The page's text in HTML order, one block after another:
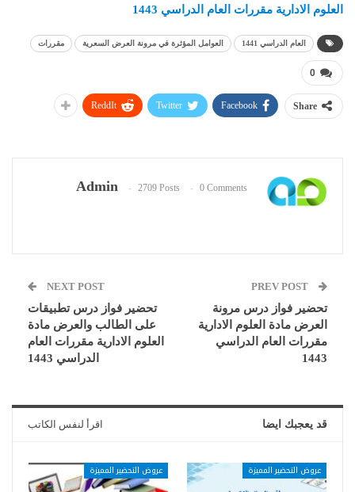
العلوم الادارية مقررات العام الدراسي 1443
العام الدراسي 1441 العوامل المؤثرة في مرونة العرض السعرية مقررات
0
Share
Facebook
Twitter
ReddIt
Admin 2709 Posts 0 Comments
تحضير فواز درس مرونة
العرض مادة العلوم الادارية
مقررات العام الدراسي
1443
NEXT POST
تحضير فواز درس تطبيقات
على الطالب والعرض مادة
العلوم الادارية مقررات العام
الدراسي 1443
قد يعجبك ايضا اقرأ لنفس الكاتب
عروض التحضير المميزة عروض التحضير المميزة